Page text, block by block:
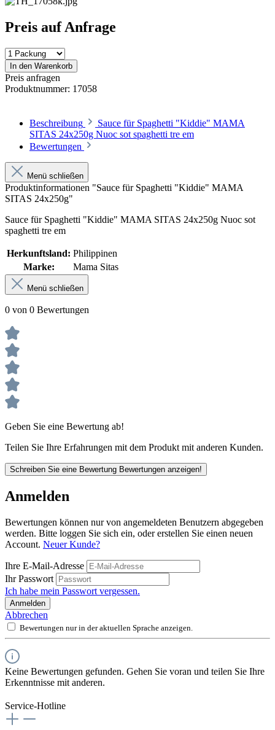
Preis auf Anfrage
In den Warenkorb
Preis anfragen
Produktnummer: 17058
Beschreibung
Sauce für Spaghetti "Kiddie" MAMA
SITAS 24x250g Nuoc sot spaghetti tre em
Bewertungen
Menü schließen
Produktinformationen "Sauce für Spaghetti "Kiddie" MAMA
SITAS 24x250g"
Sauce für Spaghetti "Kiddie" MAMA SITAS 24x250g Nuoc sot
spaghetti tre em
Herkunftsland: Philippinen
Marke:
Mama Sitas
Menü schließen
0 von 0 Bewertungen
Geben Sie eine Bewertung ab!
Teilen Sie Ihre Erfahrungen mit dem Produkt mit anderen Kunden.
Schreiben Sie eine Bewertung Bewertungen anzeigen!
Anmelden
Bewertungen können nur von angemeldeten Benutzern abgegeben
werden. Bitte loggen Sie sich ein, oder erstellen Sie einen neuen
Account. Neuer Kunde?
Ihre E-Mail-Adresse
Ihr Passwort
Ich habe mein Passwort vergessen.
Anmelden
Abbrechen
Bewertungen nur in der aktuellen Sprache anzeigen.
Keine Bewertungen gefunden. Gehen Sie voran und teilen Sie Ihre
Erkenntnisse mit anderen.
Service-Hotline